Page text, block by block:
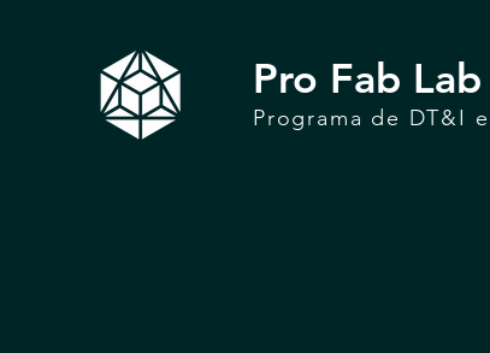
Programa de DT&I
Pro Fab Lab